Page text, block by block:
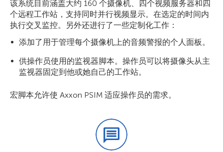
该系统目前涵盖大约 160 个摄像机、四个视频服务器和四
个远程工作站，支持同时并行视频显示。在选定的时间内
执行交叉监控。另外还进行了一些定制化工作：
添加了用于管理每个摄像机上的音频警报的个人面板。
供操作员使用的监视器脚本。操作员可以将摄像头从主
监视器固定到他或她自己的工作站。
宏脚本允许使 Axxon PSIM 适应操作员的需求。